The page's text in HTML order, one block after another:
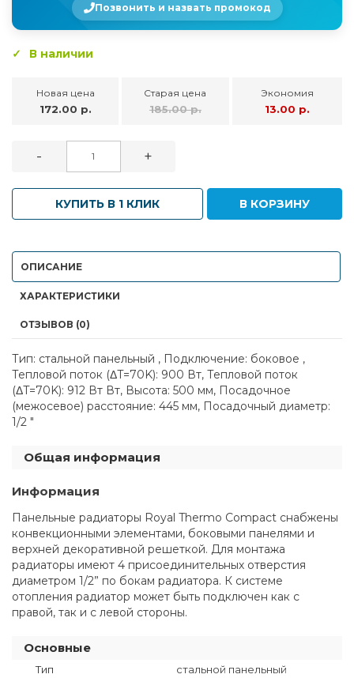
Позвонить и назвать промокод
В наличии
Новая цена
172.00 р.
Старая цена
185.00 р.
Экономия
13.00 р.
- +
КУПИТЬ В 1 КЛИК В КОРЗИНУ
ОПИСАНИЕ
ХАРАКТЕРИСТИКИ
ОТЗЫВОВ (0)
Тип: стальной панельный , Подключение: боковое ,
Тепловой поток (ΔT=70K): 900 Вт, Тепловой поток
(ΔT=70K): 912 Вт Вт, Высота: 500 мм, Посадочное
(межосевое) расстояние: 445 мм, Посадочный диаметр:
1/2 "
Общая информация
Информация
Панельные радиаторы Royal Thermo Compact снабжены
конвекционными элементами, боковыми панелями и
верхней декоративной решеткой. Для монтажа
радиаторы имеют 4 присоединительных отверстия
диаметром 1/2” по бокам радиатора. К системе
отопления радиатор может быть подключен как с
правой, так и с левой стороны.
Основные
Тип стальной панельный